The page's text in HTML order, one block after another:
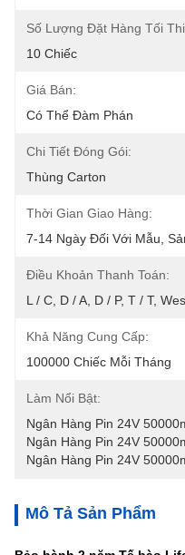
Số Lượng Đặt Hàng Tối
10 Chiếc
Giá Bán:
Có Thể Đàm Phán
Chi Tiết Đóng Gói:
Thùng Carton
Thời Gian Giao Hàng:
7-14 Ngày Đối Với Mẫu,
Điều Khoản Thanh Toán:
L / C, D / A, D / P, T / T,
Khả Năng Cung Cấp:
100000 Chiếc Mỗi Tháng
Làm Nổi Bật:
Ngân Hàng Pin 24V
Ngân Hàng Pin 24V
Ngân Hàng Pin 24V
Mô Tả Sản Phẩm